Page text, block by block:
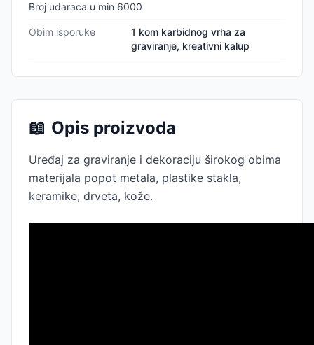
Broj udaraca u min 6000
Obim isporuke
1 kom karbidnog vrha za
graviranje, kreativni kalup
📖 Opis proizvoda
Uređaj za graviranje i dekoraciju širokog obima
materijala popot metala, plastike stakla,
keramike, drveta, kože.